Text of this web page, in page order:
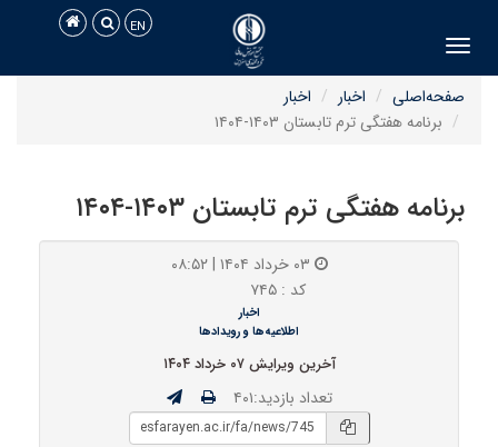
Toggle navigation
EN
صفحه‌اصلی اخبار
اخبار
برنامه هفتگی ترم تابستان ۱۴۰۳-۱۴۰۴
برنامه هفتگی ترم تابستان ۱۴۰۳-۱۴۰۴
کد : ۷۴۵
اخبار
اطلاعیه‌ها و رویدادها
آخرین ویرایش ۰۷ خرداد ۱۴۰۴
تعداد بازدید:۴۰۱